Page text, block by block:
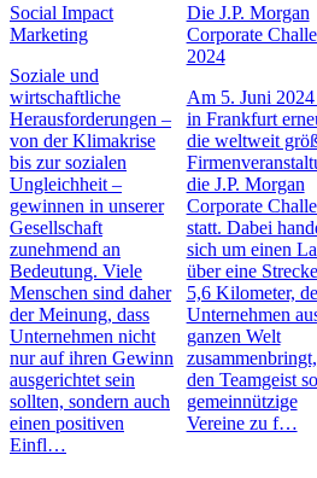
Social Impact
Marketing
Soziale und
wirtschaftliche
Herausforderungen –
von der Klimakrise
bis zur sozialen
Ungleichheit –
gewinnen in unserer
Gesellschaft
zunehmend an
Bedeutung. Viele
Menschen sind daher
der Meinung, dass
Unternehmen nicht
nur auf ihren Gewinn
ausgerichtet sein
sollten, sondern auch
einen positiven
Einfl…
Die J.P. Morgan
Corporate
2024
Am 5. Juni
in Frankfurt
die weltweit
die J.P. Morgan
Corporate
statt. Dabei
sich um einen
über eine
5,6 Kilometer,
Unternehmen
ganzen Welt
den Teamgeist
gemeinnützige
Vereine zu f…